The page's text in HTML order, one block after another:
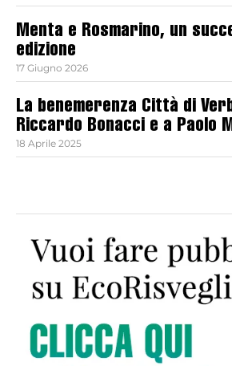
Menta e Rosmarino, un
edizione
17 Giugno 2026
La benemerenza Città di
Riccardo Bonacci e a Paolo
18 Aprile 2025